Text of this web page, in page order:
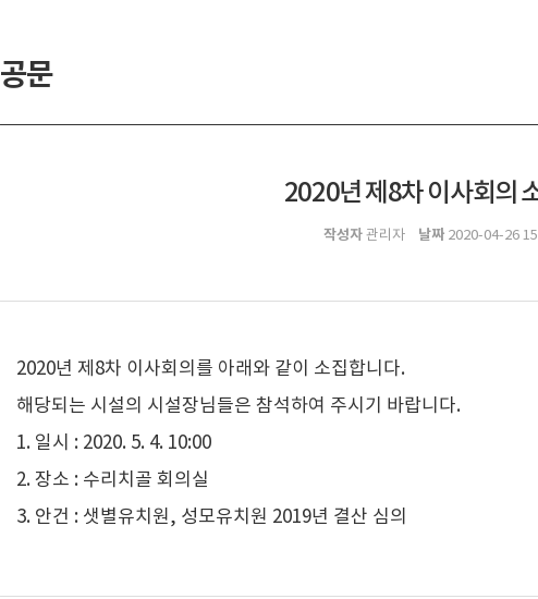
공문
2020년 제8차 이사회의
작성자 관리자 날짜 2020-04-26
2020년 제8차 이사회의를 아래와 같이 소집합니다.
해당되는 시설의 시설장님들은 참석하여 주시기 바랍니다.
1. 일시 : 2020. 5. 4. 10:00
2. 장소 : 수리치골 회의실
3. 안건 : 샛별유치원, 성모유치원 2019년 결산 심의